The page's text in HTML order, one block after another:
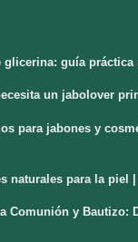
glicerina: guía
un jabolover
para jabones y
naturales para la piel
Comunión y Bautizo: